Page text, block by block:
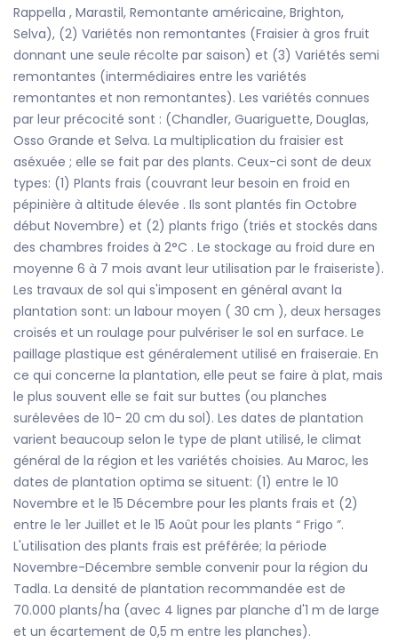
Rappella , Marastil, Remontante américaine, Brighton,
Selva), (2) Variétés non remontantes (Fraisier à gros fruit
donnant une seule récolte par saison) et (3) Variétés semi
remontantes (intermédiaires entre les variétés
remontantes et non remontantes). Les variétés connues
par leur précocité sont : (Chandler, Guariguette, Douglas,
Osso Grande et Selva. La multiplication du fraisier est
aséxuée ; elle se fait par des plants. Ceux-ci sont de deux
types: (1) Plants frais (couvrant leur besoin en froid en
pépinière à altitude élevée . Ils sont plantés fin Octobre
début Novembre) et (2) plants frigo (triés et stockés dans
des chambres froides à 2°C . Le stockage au froid dure en
moyenne 6 à 7 mois avant leur utilisation par le fraiseriste).
Les travaux de sol qui s'imposent en général avant la
plantation sont: un labour moyen ( 30 cm ), deux hersages
croisés et un roulage pour pulvériser le sol en surface. Le
paillage plastique est généralement utilisé en fraiseraie. En
ce qui concerne la plantation, elle peut se faire à plat, mais
le plus souvent elle se fait sur buttes (ou planches
surélevées de 10- 20 cm du sol). Les dates de plantation
varient beaucoup selon le type de plant utilisé, le climat
général de la région et les variétés choisies. Au Maroc, les
dates de plantation optima se situent: (1) entre le 10
Novembre et le 15 Décembre pour les plants frais et (2)
entre le 1er Juillet et le 15 Août pour les plants “ Frigo ”.
L'utilisation des plants frais est préférée; la période
Novembre-Décembre semble convenir pour la région du
Tadla. La densité de plantation recommandée est de
70.000 plants/ha (avec 4 lignes par planche d'1 m de large
et un écartement de 0,5 m entre les planches).